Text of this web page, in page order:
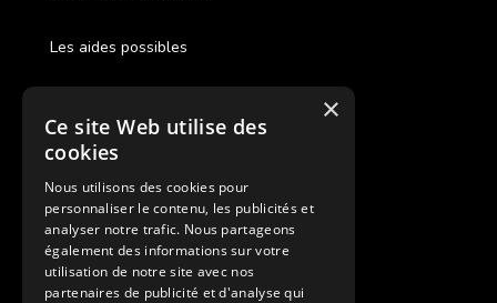
Les aides possibles
Cash Back
Pour les fratries
Facebook Supernova
Instagram Supernova
Colonie de vacances SUPERNOVA
×
Ce site Web utilise des
cookies
Nous utilisons des cookies pour
personnaliser le contenu, les publicités et
analyser notre trafic. Nous partageons
également des informations sur votre
utilisation de notre site avec nos
partenaires de publicité et d'analyse qui